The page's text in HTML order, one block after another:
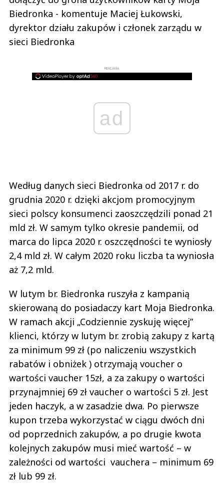
Biedronka - komentuje Maciej Łukowski,
dyrektor działu zakupów i członek zarządu w
sieci Biedronka
REKLAMA
ad
Według danych sieci Biedronka od 2017 r. do
grudnia 2020 r. dzięki akcjom promocyjnym
sieci polscy konsumenci zaoszczędzili ponad 21
mld zł. W samym tylko okresie pandemii, od
marca do lipca 2020 r. oszczędności te wyniosły
2,4 mld zł. W całym 2020 roku liczba ta wyniosła
aż 7,2 mld.
W lutym br. Biedronka ruszyła z kampanią
skierowaną do posiadaczy kart Moja Biedronka.
W ramach akcji „Codziennie zyskuję więcej”
klienci, którzy w lutym br. zrobią zakupy z kartą
za minimum 99 zł (po naliczeniu wszystkich
rabatów i obniżek ) otrzymają voucher o
wartości vaucher 15zł, a za zakupy o wartości
przynajmniej 69 zł vaucher o wartości 5 zł. Jest
jeden haczyk, a w zasadzie dwa. Po pierwsze
kupon trzeba wykorzystać w ciągu dwóch dni
od poprzednich zakupów, a po drugie kwota
kolejnych zakupów musi mieć wartość – w
zależności od wartości vauchera – minimum 69
zł lub 99 zł.